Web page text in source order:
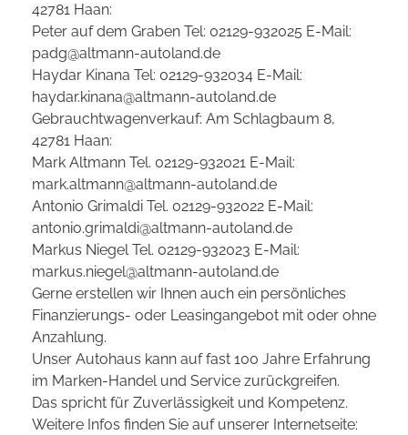
42781 Haan:
Peter auf dem Graben Tel: 02129-932025 E-Mail:
padg@altmann-autoland.de
Haydar Kinana Tel: 02129-932034 E-Mail:
haydar.kinana@altmann-autoland.de
Gebrauchtwagenverkauf: Am Schlagbaum 8,
42781 Haan:
Mark Altmann Tel. 02129-932021 E-Mail:
mark.altmann@altmann-autoland.de
Antonio Grimaldi Tel. 02129-932022 E-Mail:
antonio.grimaldi@altmann-autoland.de
Markus Niegel Tel. 02129-932023 E-Mail:
markus.niegel@altmann-autoland.de
Gerne erstellen wir Ihnen auch ein persönliches
Finanzierungs- oder Leasingangebot mit oder ohne
Anzahlung.
Unser Autohaus kann auf fast 100 Jahre Erfahrung
im Marken-Handel und Service zurückgreifen.
Das spricht für Zuverlässigkeit und Kompetenz.
Weitere Infos finden Sie auf unserer Internetseite: